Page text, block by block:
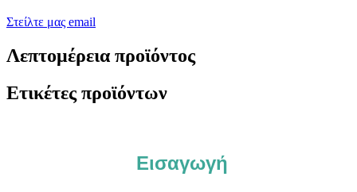
Στείλτε μας email
Λεπτομέρεια προϊόντος
Ετικέτες προϊόντων
Εισαγωγή